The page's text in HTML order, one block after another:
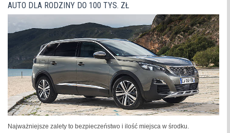
AUTO DLA RODZINY DO 100 TYS. ZŁ
Najważniejsze zalety to bezpieczeństwo i ilość miejsca w środku.